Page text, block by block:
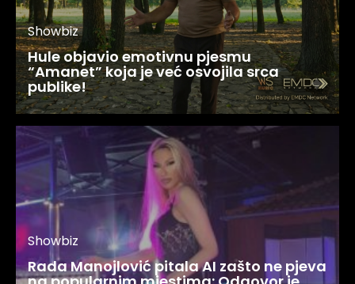
Showbiz
Hule objavio emotivnu pjesmu
“Amanet” koja je već osvojila srca
publike!
Showbiz
Rada Manojlović pitala AI zašto ne pjeva